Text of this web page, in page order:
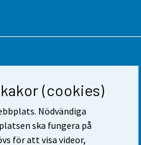
(cookies)
Nödvändiga
ska fungera på
för att visa videor,